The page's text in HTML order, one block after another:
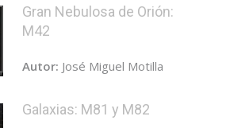
Gran Nebulosa de Orión:
M42
Autor: José Miguel Motilla
Galaxias: M81 y M82